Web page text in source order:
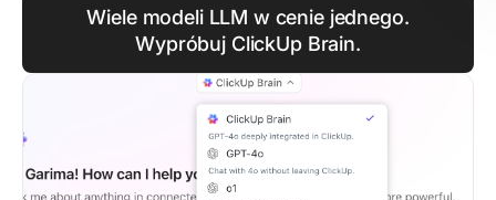
Wiele modeli LLM w cenie jednego.
Wypróbuj ClickUp Brain.